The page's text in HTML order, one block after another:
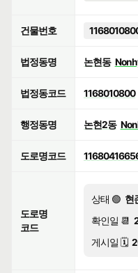
건물번호
법정동명 논현동
법정동코드 1168010800
행정동명 논현2동
도로명코드
도로명
코드
상태 🟢 현
확인일 📆
게시일 🗓️